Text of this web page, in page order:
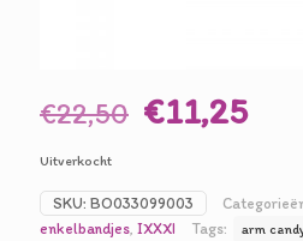
€22,50
was:
€22,50.
€11,25
Uitverkocht
SKU: BO033099003
enkelbandjes, IXXXI Tags: arm